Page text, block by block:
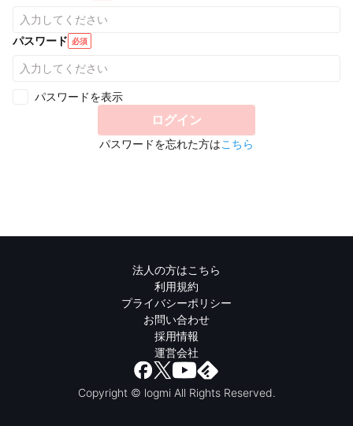
パスワード 必須
パスワードを表示
ログイン
パスワードを忘れた方はこちら
法人の方はこちら
利用規約
プライバシーポリシー
お問い合わせ
採用情報
運営会社
Copyright © logmi All Rights Reserved.